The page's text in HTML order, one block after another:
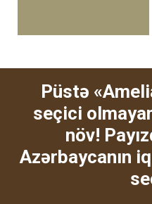
Püstə
seçici
növ!
Azərbaycanın